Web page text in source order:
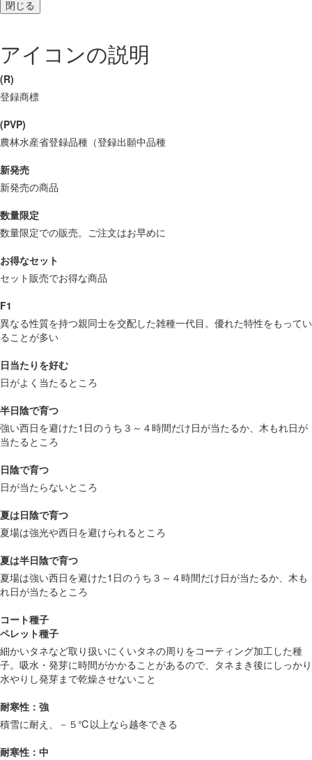
閉じる
アイコンの説明
(R)
登録商標
(PVP)
農林水産省登録品種（登録出願中品種
新発売
新発売の商品
数量限定
数量限定での販売。ご注文はお早めに
お得なセット
セット販売でお得な商品
F1
異なる性質を持つ親同士を交配した雑種一代目。優れた特性をもってい
ることが多い
日当たりを好む
日がよく当たるところ
半日陰で育つ
強い西日を避けた1日のうち３～４時間だけ日が当たるか、木もれ日が
当たるところ
日陰で育つ
日が当たらないところ
夏は日陰で育つ
夏場は強光や西日を避けられるところ
夏は半日陰で育つ
夏場は強い西日を避けた1日のうち３～４時間だけ日が当たるか、木も
れ日が当たるところ
コート種子
ペレット種子
細かいタネなど取り扱いにくいタネの周りをコーティング加工した種
子。吸水・発芽に時間がかかることがあるので、タネまき後にしっかり
水やりし発芽まで乾燥させないこと
耐寒性：強
積雪に耐え、－５℃以上なら越冬できる
耐寒性：中